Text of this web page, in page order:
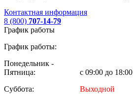
Контактная информация
8 (800) 707-14-79
График работы
График работы:
Понедельник -
Пятница:
с 09:00 до 18:00
Суббота:
Выходной